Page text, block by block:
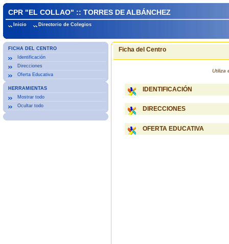
CPR "EL COLLAO" :: TORRES DE ALBÁNCHEZ
Inicio Directorio de Colegios
FICHA DEL CENTRO
Identificación
Direcciones
Oferta Educativa
HERRAMIENTAS
Mostrar todo
Ocultar todo
Ficha del Centro
Utiliza
IDENTIFICACIÓN
DIRECCIONES
OFERTA EDUCATIVA